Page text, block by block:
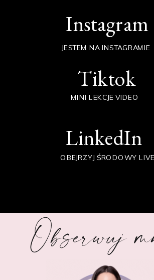
Instagram
Tiktok
LinkedIn
JESTEM NA INSTAGRAMIE
MINI LEKCJE VIDEO
OBEJRZYJ ŚRODOWY LIVE
Obserwuj